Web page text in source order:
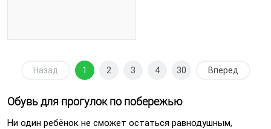
Назад 1 2 3 4 30 Вперед
Обувь для прогулок по побережью
Ни один ребёнок не сможет остаться равнодушным,